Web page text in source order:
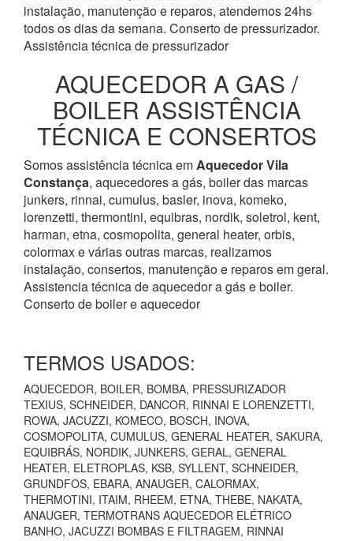
instalação, manutenção e reparos, atendemos 24hs
todos os dias da semana. Conserto de pressurizador.
Assistência técnica de pressurizador
AQUECEDOR A GAS /
BOILER ASSISTÊNCIA
TÉCNICA E CONSERTOS
Somos assistência técnica emAquecedorVila
Constança, aquecedores a gás, boiler das marcas
junkers, rinnai, cumulus, basler, inova, komeko,
lorenzetti, thermontini, equibras, nordik, soletrol, kent,
harman, etna, cosmopolita, general heater, orbis,
colormax e várias outras marcas, realizamos
instalação, consertos, manutenção e reparos em geral.
Assistencia técnica de aquecedor a gás e boiler.
Conserto de boiler e aquecedor
TERMOS USADOS:
AQUECEDOR, BOILER, BOMBA, PRESSURIZADOR
TEXIUS, SCHNEIDER, DANCOR, RINNAI E LORENZETTI,
ROWA, JACUZZI, KOMECO, BOSCH, INOVA,
COSMOPOLITA, CUMULUS, GENERAL HEATER, SAKURA,
EQUIBRÁS, NORDIK, JUNKERS, GERAL, GENERAL
HEATER, ELETROPLAS, KSB, SYLLENT, SCHNEIDER,
GRUNDFOS, EBARA, ANAUGER, CALORMAX,
THERMOTINI, ITAIM, RHEEM, ETNA, THEBE, NAKATA,
ANAUGER, TERMOTRANS AQUECEDOR ELÉTRICO
BANHO, JACUZZI BOMBAS E FILTRAGEM, RINNAI